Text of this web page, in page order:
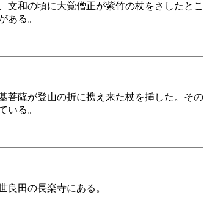
文和の頃に大覚僧正が紫竹の杖をさしたとこ
ある。
菩薩が登山の折に携え来た杖を挿した。その
いる。
良田の長楽寺にある。